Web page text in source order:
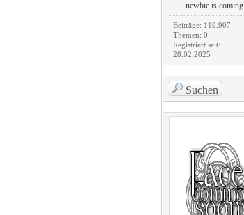
newbie is coming
Beiträge: 119.907
Themen: 0
Registriert seit:
28.02.2025
Suchen